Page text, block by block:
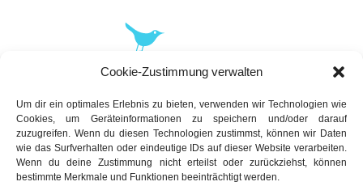
Cookie-Zustimmung verwalten
Um dir ein optimales Erlebnis zu bieten, verwenden wir Technologien wie
Cookies, um Geräteinformationen zu speichern und/oder darauf
zuzugreifen. Wenn du diesen Technologien zustimmst, können wir Daten
wie das Surfverhalten oder eindeutige IDs auf dieser Website verarbeiten.
Wenn du deine Zustimmung nicht erteilst oder zurückziehst, können
bestimmte Merkmale und Funktionen beeinträchtigt werden.